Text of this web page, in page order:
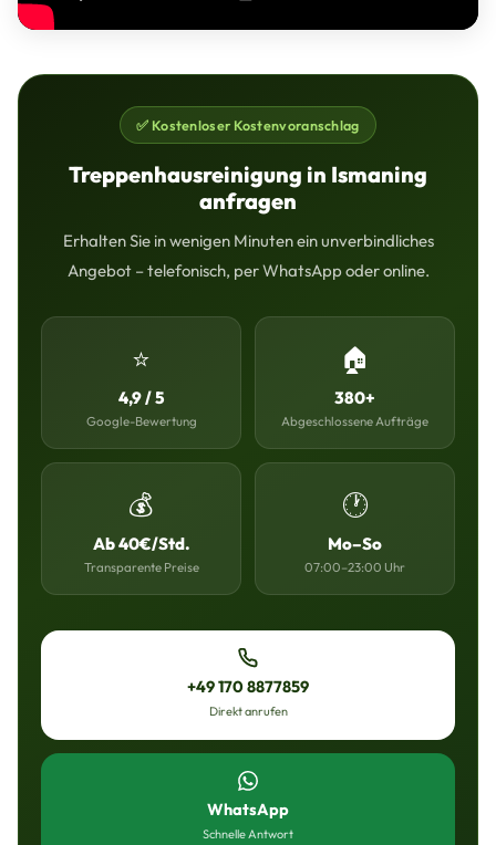
✅ Kostenloser Kostenvoranschlag
Treppenhausreinigung in Ismaning
anfragen
Erhalten Sie in wenigen Minuten ein unverbindliches
Angebot – telefonisch, per WhatsApp oder online.
⭐
4,9 / 5
Google-Bewertung
🏠
380+
Abgeschlossene Aufträge
💰
Ab 40€/Std.
Transparente Preise
🕐
Mo–So
07:00–23:00 Uhr
+49 170 8877859
Direkt anrufen
WhatsApp
Schnelle Antwort